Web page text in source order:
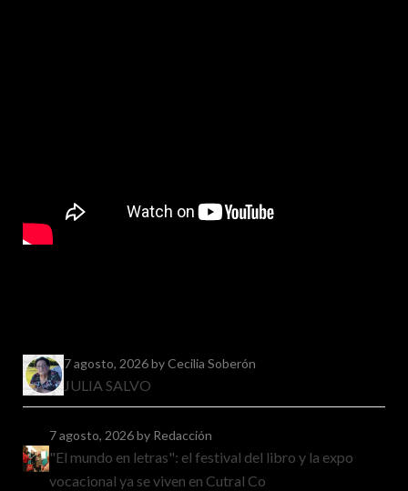
7 agosto, 2026by Cecilia Soberón
JULIA SALVO
7 agosto, 2026by Redacción
"El mundo en letras": el festival del libro y la expo
vocacional ya se viven en Cutral Co